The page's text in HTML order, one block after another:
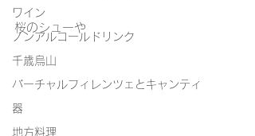
ワイン
ノンアルコールドリンク
千歳烏山
バーチャルフィレンツェとキャンティ
器
地方料理
桜のシューや